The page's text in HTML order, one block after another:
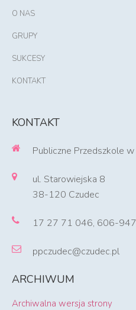
O NAS
GRUPY
SUKCESY
KONTAKT
KONTAKT
Publiczne Przedszkole w
ul. Starowiejska 8
38-120 Czudec
17 27 71 046, 606-
ppczudec@czudec.pl
ARCHIWUM
Archiwalna wersja strony